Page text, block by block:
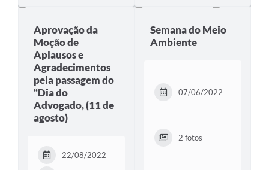
Aprovação da
Moção de
Aplausos e
Agradecimentos
pela passagem do
“Dia do
Advogado, (11 de
agosto)
22/08/2022
Semana do Meio
Ambiente
07/06/2022
2 fotos